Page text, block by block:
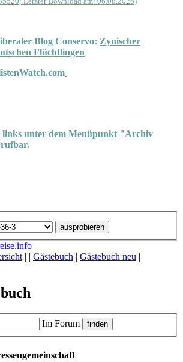
Blog Conservo: Zynischer
Flüchtlingen
links unter dem Menüpunkt "Archiv
| | Gästebuch | Gästebuch neu |
Im Forum